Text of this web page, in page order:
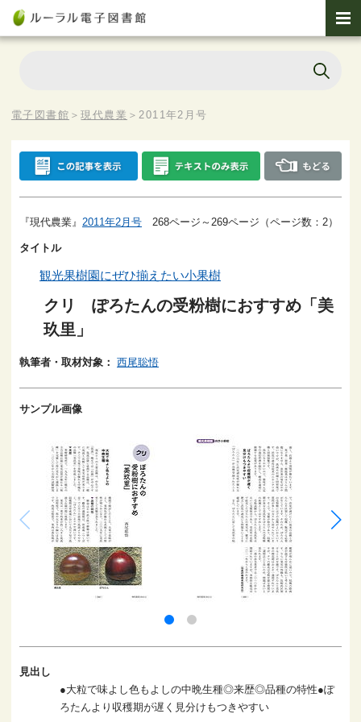
電子図書館 ＞現代農業 ＞2011年2月号
『現代農業』 2011年2月号 268ページ～269ページ（ページ数：2）
タイトル
観光果樹園にぜひ揃えたい小果樹
クリ ぽろたんの受粉樹におすすめ「美
玖里」
執筆者・取材対象： 西尾聡悟
サンプル画像
見出し
●大粒で味よし色もよしの中晩生種◎来歴◎品種の特性●ぽ
ろたんより収穫期が遅く見分けもつきやすい